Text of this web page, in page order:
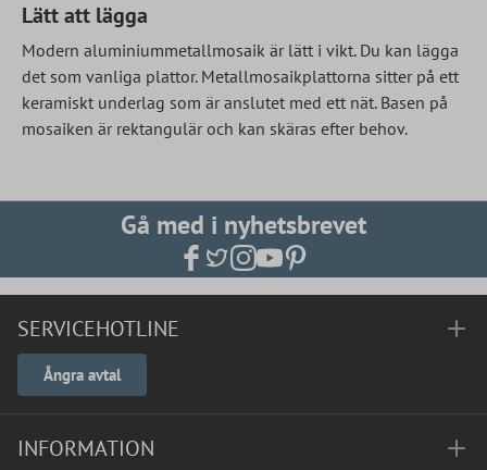
Lätt att lägga
Modern aluminiummetallmosaik är lätt i vikt. Du kan lägga
det som vanliga plattor. Metallmosaikplattorna sitter på ett
keramiskt underlag som är anslutet med ett nät. Basen på
mosaiken är rektangulär och kan skäras efter behov.
Gå med i nyhetsbrevet
SERVICEHOTLINE
Ångra avtal
INFORMATION